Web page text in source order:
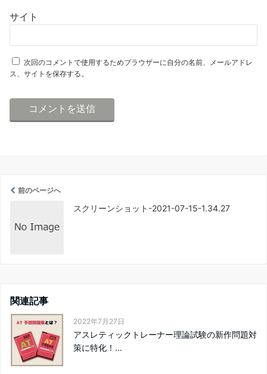
サイト
次回のコメントで使用するためブラウザーに自分の名前、メールアドレ
ス、サイトを保存する。
前のページへ
スクリーンショット-2021-07-15-1.34.27
関連記事
2022年7月27日
アスレティックトレーナー理論試験の新作問題対
策に特化！...